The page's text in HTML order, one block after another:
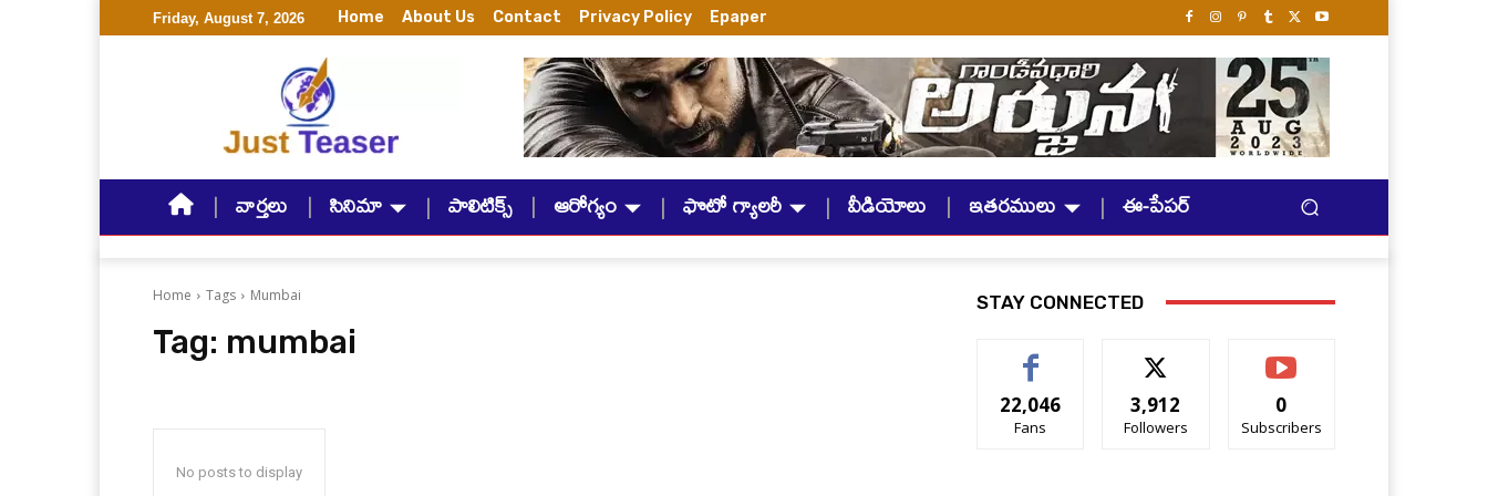
Friday, August 7, 2026 Home About Us Contact Privacy Policy Epaper
వార్తలు సినిమా పాలిటిక్స్ ఆరోగ్యం ఫొటో గ్యాలరీ వీడియోలు ఇతరములు ఈ-పేపర్
Home Tags Mumbai
Tag: mumbai
No posts to display
STAY CONNECTED
22,046
Fans
3,912
Followers
0
Subscribers